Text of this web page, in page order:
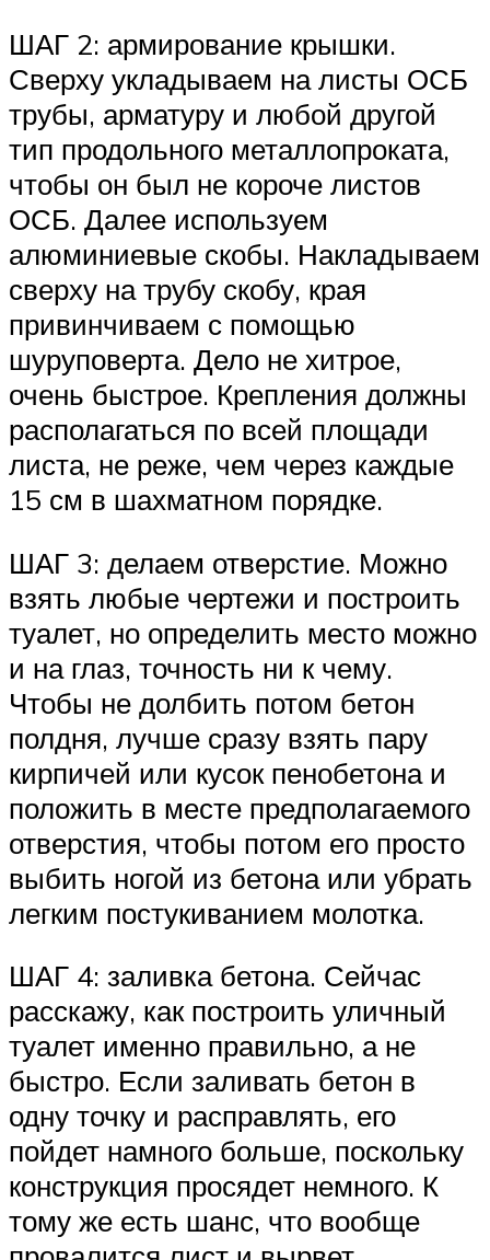
ШАГ 2: армирование крышки.
Сверху укладываем на листы ОСБ
трубы, арматуру и любой другой
тип продольного металлопроката,
чтобы он был не короче листов
ОСБ. Далее используем
алюминиевые скобы. Накладываем
сверху на трубу скобу, края
привинчиваем с помощью
шуруповерта. Дело не хитрое,
очень быстрое. Крепления должны
располагаться по всей площади
листа, не реже, чем через каждые
15 см в шахматном порядке.
ШАГ 3: делаем отверстие. Можно
взять любые чертежи и построить
туалет, но определить место можно
и на глаз, точность ни к чему.
Чтобы не долбить потом бетон
полдня, лучше сразу взять пару
кирпичей или кусок пенобетона и
положить в месте предполагаемого
отверстия, чтобы потом его просто
выбить ногой из бетона или убрать
легким постукиванием молотка.
ШАГ 4: заливка бетона. Сейчас
расскажу, как построить уличный
туалет именно правильно, а не
быстро. Если заливать бетон в
одну точку и расправлять, его
пойдет намного больше, поскольку
конструкция просядет немного. К
тому же есть шанс, что вообще